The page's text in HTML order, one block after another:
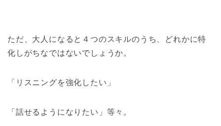
ただ、大人になると４つのスキルのうち、どれかに特
化しがちなではないでしょうか。
「リスニングを強化したい」
「話せるようになりたい」等々。